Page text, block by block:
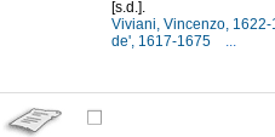
[s.d.].
Viviani, Vincenzo,
de', 1617-1675
...